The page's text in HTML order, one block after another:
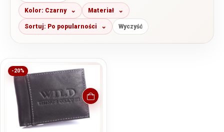
wyrazistej fakturze i charakterystycznym wykończeniu
inspirowanym klasycznym rzemiosłem. Dostępne są portfele
małe, średnie i większe, w odcieniach brązu, koniaku, czerni
oraz szarości.
Kolor: Czarny Materiał
Sortuj: Po popularności Wyczyść
-20%